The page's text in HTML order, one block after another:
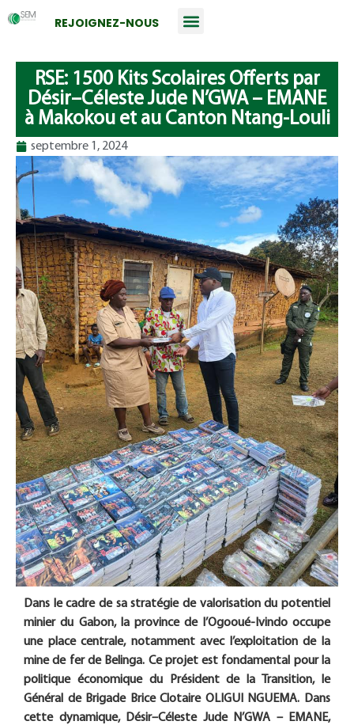
REJOIGNEZ-NOUS
RSE: 1500 Kits Scolaires Offerts par
Désir–Céleste Jude N’GWA – EMANE
à Makokou et au Canton Ntang-Louli
septembre 1, 2024
Dans le cadre de sa stratégie de valorisation du potentiel
minier du Gabon, la province de l’Ogooué-Ivindo occupe
une place centrale, notamment avec l’exploitation de la
mine de fer de Belinga. Ce projet est fondamental pour la
politique économique du Président de la Transition, le
Général de Brigade Brice Clotaire OLIGUI NGUEMA. Dans
cette dynamique, Désir–Céleste Jude N’GWA – EMANE,